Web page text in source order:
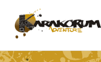
Skip